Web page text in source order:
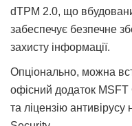
dTPM 2.0, що
забеспечує безпечне
захисту інформації.
Опціонально, можна
офісний додаток
та ліцензію